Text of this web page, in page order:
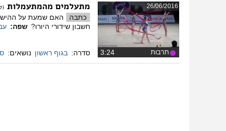
26/06/2016
תרבות
מתעלמים מהמתעמלות
כתבה
האם שמעת על
חשבון שידורי היורו? שפה:
סדרה: בגוף ראשון נושאים: